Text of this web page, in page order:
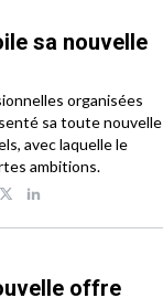
sa nouvelle
organisées
sa toute nouvelle
avec laquelle le
ambitions.
offre